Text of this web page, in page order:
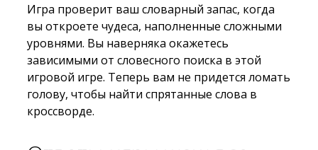
Игра проверит ваш словарный запас, когда
вы откроете чудеса, наполненные сложными
уровнями. Вы наверняка окажетесь
зависимыми от словесного поиска в этой
игровой игре. Теперь вам не придется ломать
голову, чтобы найти спрятанные слова в
кроссворде.